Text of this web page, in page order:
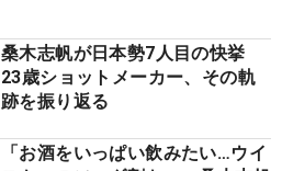
桑木志帆が日本勢7人目の快挙
23歳ショットメーカー、その軌
跡を振り返る
「お酒をいっぱい飲みたい…ウイ